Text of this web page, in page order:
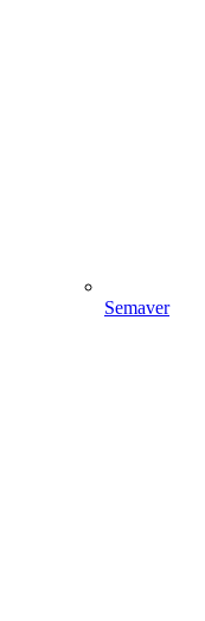
Semaver